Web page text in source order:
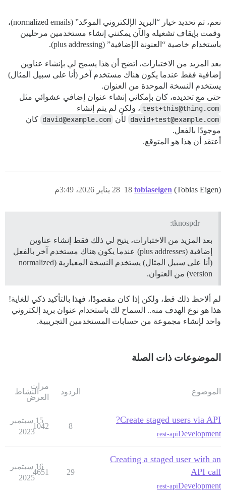
نعم، تم تحديد خيار “البريد الإلكتروني الموحّد” (normalized emails)،
وقمت بإيقاف تشغيله والآن يمكنني إنشاء مستخدمين مرحليين
باستخدام خاصية “العنونة الإضافية” (plus addressing).
بعد المزيد من الاختبارات، اتضح أن هذا يسمح لي بإنشاء عناوين
إضافية فقط عندما يكون هناك مستخدم آخر (أنا على سبيل المثال)
يستخدم النسخة الموحدة من العنوان.
حتى مع تحديده، كان بإمكاني إنشاء عنوان إضافي عشوائي مثل
test+this@thing.com ، ولكن لم يتم إنشاء
david+test@example.com لأن david@example.com كان
موجودًا بالفعل.
أعتقد أن هذا هو المتوقع.
tobiaseigen (Tobias Eigen) 28 يناير 2026، 3:49م 18
tknospdr:
بعد المزيد من الاختبارات، يتيح لي ذلك فقط إنشاء عناوين
إضافية (plus addresses) عندما يكون هناك مستخدم آخر بالفعل
(أنا على سبيل المثال) يستخدم النسخة المعيارية (normalized
version) من العنوان.
لم ألاحظ ذلك قط، ولكن إذا كان مقصودًا، فهذا بالتأكيد ذكي للغاية!
هذا هو نوع الهدف منه.. السماح لك باستخدام عنوان بريد إلكتروني
واحد لإنشاء مجموعة من حسابات المستخدمين التجريبية.
الموضوعات ذات الصلة
الموضوع الردود
مرات
العرض
النشاط
Create staged users via API?
Development
rest-api
8
1042
15 سبتمبر
2023
Creating a staged user with an
API call
Development
rest-api
29
4651
16 سبتمبر
2025